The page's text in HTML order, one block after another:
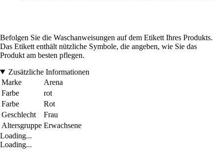
Befolgen Sie die Waschanweisungen auf dem Etikett Ihres Produkts.
Das Etikett enthält nützliche Symbole, die angeben, wie Sie das
Produkt am besten pflegen.
Zusätzliche Informationen
Marke
Arena
Farbe
rot
Farbe
Rot
Geschlecht
Frau
Altersgruppe Erwachsene
Loading...
Loading...